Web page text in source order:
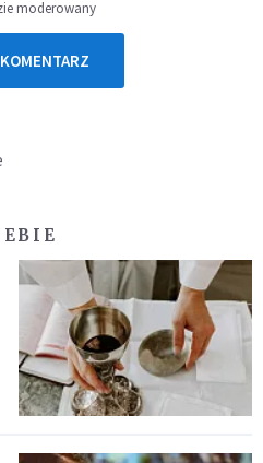
moderowany